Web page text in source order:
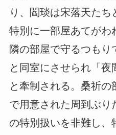
り、閻琰は宋落天た
特別に一部屋あてがわ
隣の部屋で守るつもり
と同室にさせられ「夜
と牽制される。桑祈の
で用意された周到ぶり
の特別扱いを非難し、